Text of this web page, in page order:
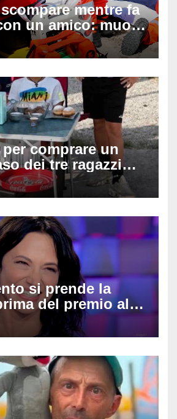
mentre fa
un amico: muore
45 minuti di
di
comprare un
dei tre ragazzi
Fedriga li invita
Vannacci li
si prende la
del premio alla
chiamano
e cagna»